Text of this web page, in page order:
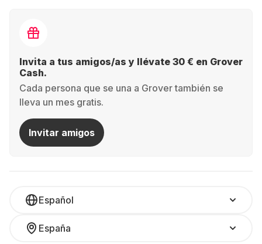
Invita a tus amigos/as y llévate 30 € en Grover
Cash.
Cada persona que se una a Grover también se
lleva un mes gratis.
Invitar amigos
Español
España